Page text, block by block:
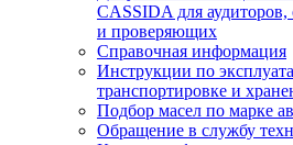
CASSIDA для аудиторов,
и проверяющих
Справочная информация
Инструкции по
транспортировке и
Подбор масел по марке
Обращение в службу